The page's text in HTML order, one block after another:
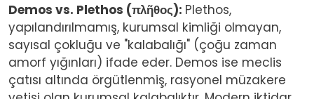
Demos vs. Plethos (πλῆθος): Plethos,
yapılandırılmamış, kurumsal kimliği olmayan,
sayısal çokluğu ve "kalabalığı" (çoğu zaman
amorf yığınları) ifade eder. Demos ise meclis
çatısı altında örgütlenmiş, rasyonel müzakere